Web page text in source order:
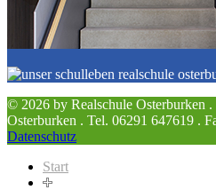
© 2026 by Realschule Osterburken
Osterburken . Tel. 06291 647619 .
Datenschutz
Start